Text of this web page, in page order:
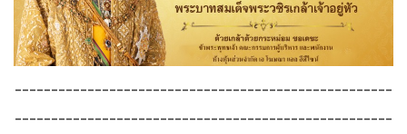
----------------------------------------------------
----------------------------------------------------